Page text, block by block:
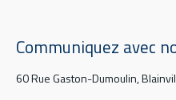
Communiquez avec
60 Rue Gaston-Dumoulin,